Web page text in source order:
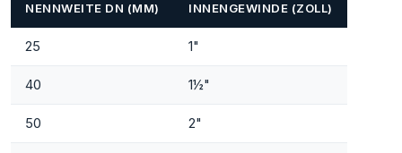
NENNWEITE DN (MM) INNENGEWINDE (ZOLL)
25 1"
40 1½"
50 2"